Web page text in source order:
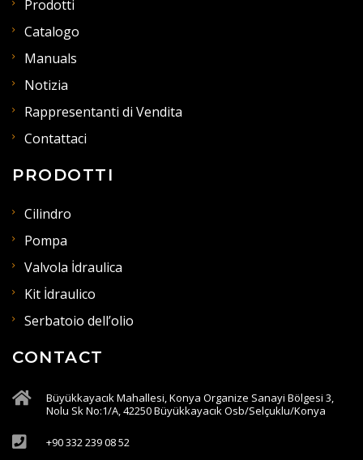
Prodotti
Catalogo
Manuals
Notizia
Rappresentanti di Vendita
Contattaci
PRODOTTI
Cilindro
Pompa
Valvola İdraulica
Kit İdraulico
Serbatoio dell’olio
CONTACT
Büyükkayacık Mahallesi, Konya Organize Sanayi Bölgesi 3,
Nolu Sk No:1/A, 42250 Büyükkayacık Osb/Selçuklu/Konya
+90 332 239 08 52